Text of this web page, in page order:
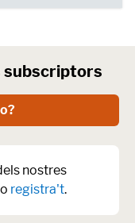
subscriptors
nostres
o registra't.